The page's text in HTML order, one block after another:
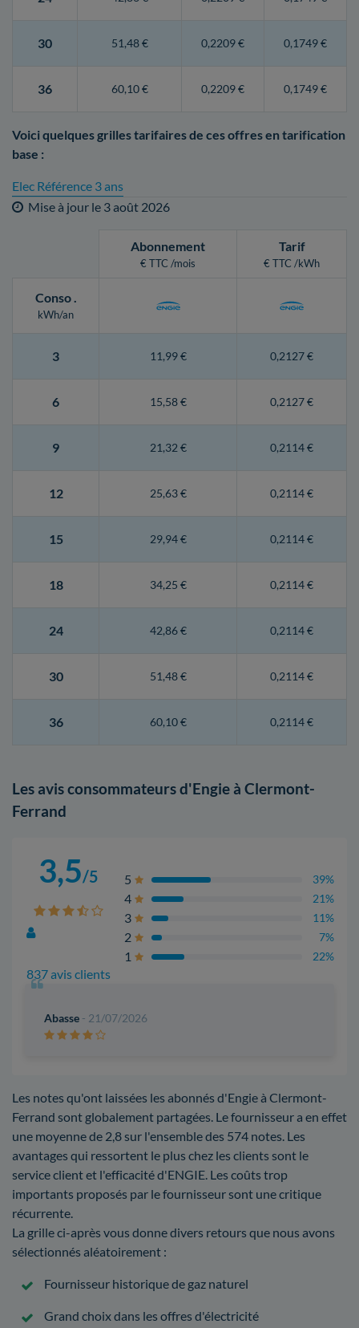
30 51,48 € 0,2209 € 0,1749 €
36 60,10 € 0,2209 € 0,1749 €
Voici quelques grilles tarifaires de ces offres en tarification
base :
Elec Référence 3 ans
Mise à jour le 3 août 2026
Abonnement
€ TTC /mois
Tarif
€ TTC /kWh
Conso.
kWh/an
3 11,99 € 0,2127 €
6 15,58 € 0,2127 €
9 21,32 € 0,2114 €
12 25,63 € 0,2114 €
15 29,94 € 0,2114 €
18 34,25 € 0,2114 €
24 42,86 € 0,2114 €
30 51,48 € 0,2114 €
36 60,10 € 0,2114 €
Les avis consommateurs d'Engie à Clermont-
Ferrand
3,5/5
837 avis clients
5 39%
4 21%
3 11%
2 7%
1 22%
Abasse - 21/07/2026
Les notes qu'ont laissées les abonnés d'Engie à Clermont-
Ferrand sont globalement partagées. Le fournisseur a en effet
une moyenne de 2,8 sur l'ensemble des 574 notes. Les
avantages qui ressortent le plus chez les clients sont le
service client et l'efficacité d'ENGIE. Les coûts trop
importants proposés par le fournisseur sont une critique
récurrente.
La grille ci-après vous donne divers retours que nous avons
sélectionnés aléatoirement :
Fournisseur historique de gaz naturel
Grand choix dans les offres d'électricité